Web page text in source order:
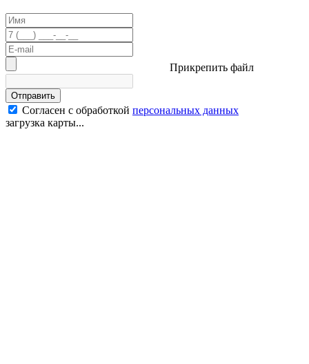
Прикрепить файл
Отправить
Согласен с обработкой персональных данных
загрузка карты...